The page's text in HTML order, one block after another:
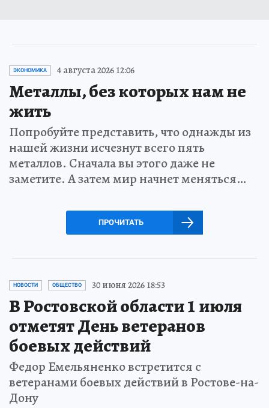
ЭКОНОМИКА 4 августа 2026 12:06
Металлы, без которых нам не
жить
Попробуйте представить, что однажды из
нашей жизни исчезнут всего пять
металлов. Сначала вы этого даже не
заметите. А затем мир начнет меняться…
ПРОЧИТАТЬ
НОВОСТИ ОБЩЕСТВО 30 июня 2026 18:53
В Ростовской области 1 июля
отметят День ветеранов
боевых действий
Федор Емельяненко встретится с
ветеранами боевых действий в Ростове-на-
Дону